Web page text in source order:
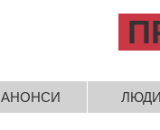
АНОНСИ